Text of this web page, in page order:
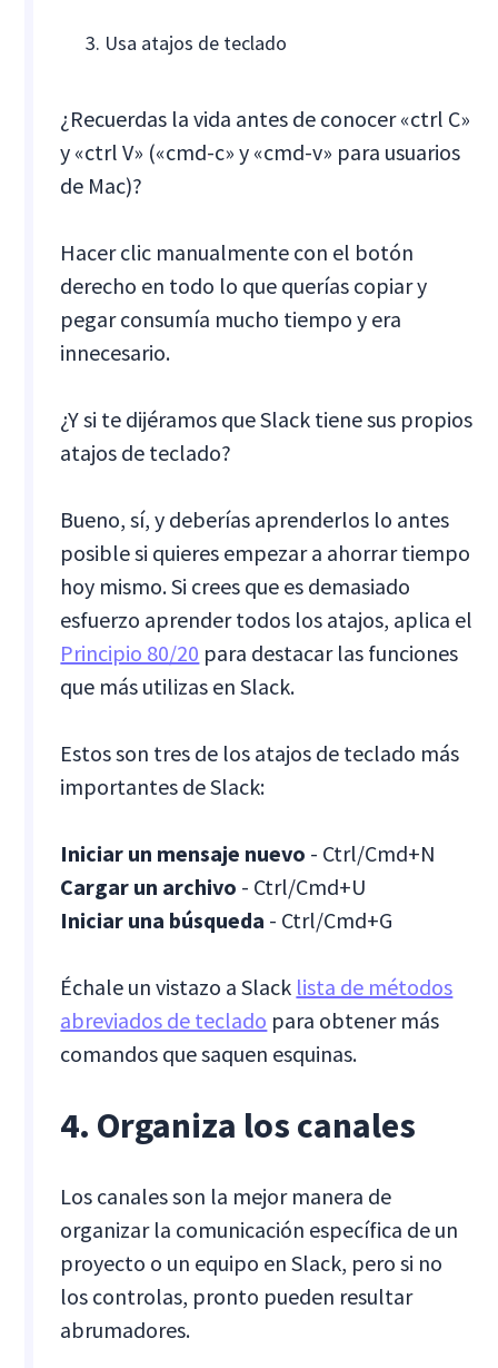
Usa atajos de teclado
¿Recuerdas la vida antes de conocer «ctrl C»
y «ctrl V» («cmd-c» y «cmd-v» para usuarios
de Mac)?
Hacer clic manualmente con el botón
derecho en todo lo que querías copiar y
pegar consumía mucho tiempo y era
innecesario.
¿Y si te dijéramos que Slack tiene sus propios
atajos de teclado?
Bueno, sí, y deberías aprenderlos lo antes
posible si quieres empezar a ahorrar tiempo
hoy mismo. Si crees que es demasiado
esfuerzo aprender todos los atajos, aplica el
Principio 80/20 para destacar las funciones
que más utilizas en Slack.
Estos son tres de los atajos de teclado más
importantes de Slack:
Iniciar un mensaje nuevo - Ctrl/Cmd+N
Cargar un archivo - Ctrl/Cmd+U
Iniciar una búsqueda - Ctrl/Cmd+G
Échale un vistazo a Slack lista de métodos
abreviados de teclado para obtener más
comandos que saquen esquinas.
4. Organiza los canales
Los canales son la mejor manera de
organizar la comunicación específica de un
proyecto o un equipo en Slack, pero si no
los controlas, pronto pueden resultar
abrumadores.